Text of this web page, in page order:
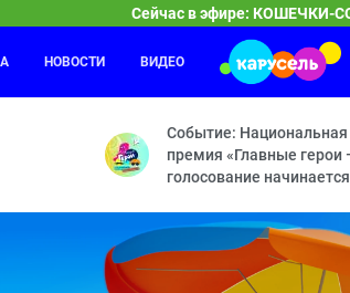
Сейчас в эфире: КОШЕЧКИ-
У меня лапки
НОВОСТИ ВИДЕО
Событие: Национальная
премия «Главные герои
голосование